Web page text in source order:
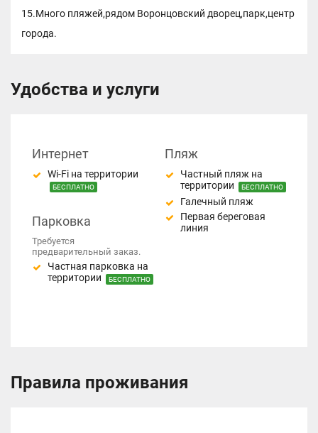
15.Много пляжей,рядом Воронцовский дворец,парк,центр
города.
Удобства и услуги
Интернет
Wi-Fi на территории
БЕСПЛАТНО
Парковка
Требуется
предварительный заказ.
Частная парковка на
территории
БЕСПЛАТНО
Пляж
Частный пляж на
территории
БЕСПЛАТНО
Галечный пляж
Первая береговая
линия
Правила проживания